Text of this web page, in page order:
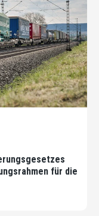
für die